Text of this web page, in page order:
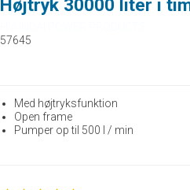
Højtryk 30000 liter i
57645
Med højtryksfunktion
Open frame
Pumper op til 500 l / min